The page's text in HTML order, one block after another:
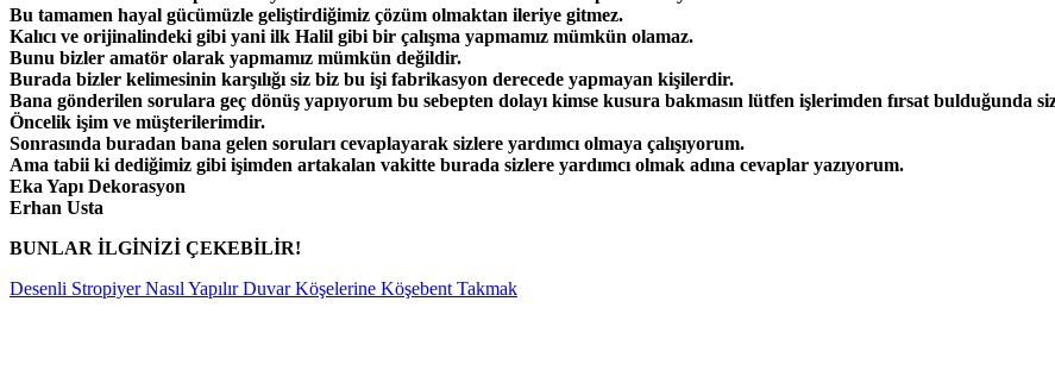
Bu tamamen hayal gücümüzle geliştirdiğimiz çözüm olmaktan ileriye gitmez.
Kalıcı ve orijinalindeki gibi yani ilk Halil gibi bir çalışma yapmamız mümkün olamaz.
Bunu bizler amatör olarak yapmamız mümkün değildir.
Burada bizler kelimesinin karşılığı siz biz bu işi fabrikasyon derecede yapmayan kişilerdir.
Bana gönderilen sorulara geç dönüş yapıyorum bu sebepten dolayı kimse kusura bakmasın lütfen işlerimden fırsat bulduğunda
Öncelik işim ve müşterilerimdir.
Sonrasında buradan bana gelen soruları cevaplayarak sizlere yardımcı olmaya çalışıyorum.
Ama tabii ki dediğimiz gibi işimden artakalan vakitte burada sizlere yardımcı olmak adına cevaplar yazıyorum.
Eka Yapı Dekorasyon
Erhan Usta
BUNLAR İLGİNİZİ ÇEKEBİLİR!
Desenli Stropiyer Nasıl YapılırDuvar Köşelerine Köşebent Takmak